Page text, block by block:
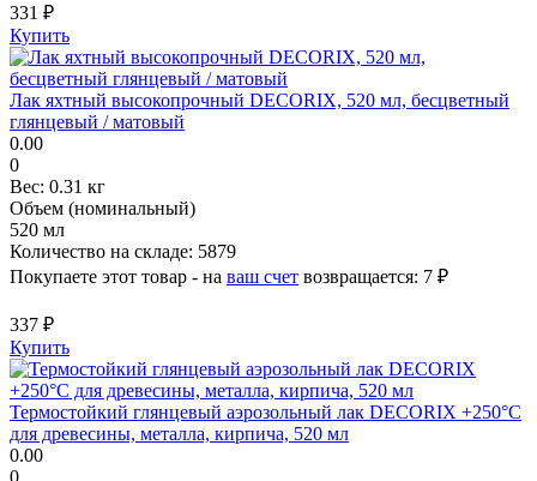
331 ₽
Купить
Лак яхтный высокопрочный DECORIX, 520 мл, бесцветный
глянцевый / матовый
0.00
0
Вес: 0.31 кг
Объем (номинальный)
520 мл
Количество на складе: 5879
Покупаете этот товар - на ваш счет возвращается: 7 ₽
337 ₽
Купить
Термостойкий глянцевый аэрозольный лак DECORIX +250°С
для древесины, металла, кирпича, 520 мл
0.00
0